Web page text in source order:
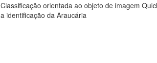
Classificação orientada ao objeto de imagem
a identificação da Araucária